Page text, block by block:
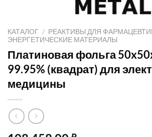
КАТАЛОГ / РЕАКТИВЫ ДЛЯ
ЭНЕРГЕТИЧЕСКИЕ МАТЕРИАЛЫ
Платиновая фольга
99.95% (квадрат) для
медицины